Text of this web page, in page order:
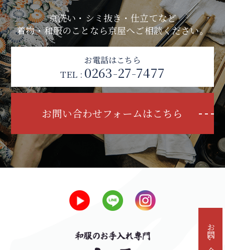
京洗い・シミ抜き・仕立てなど
着物・和服のことなら京屋へご相談ください。
お電話はこちら
TEL : 0263-27-7477
お問い合わせフォームはこちら